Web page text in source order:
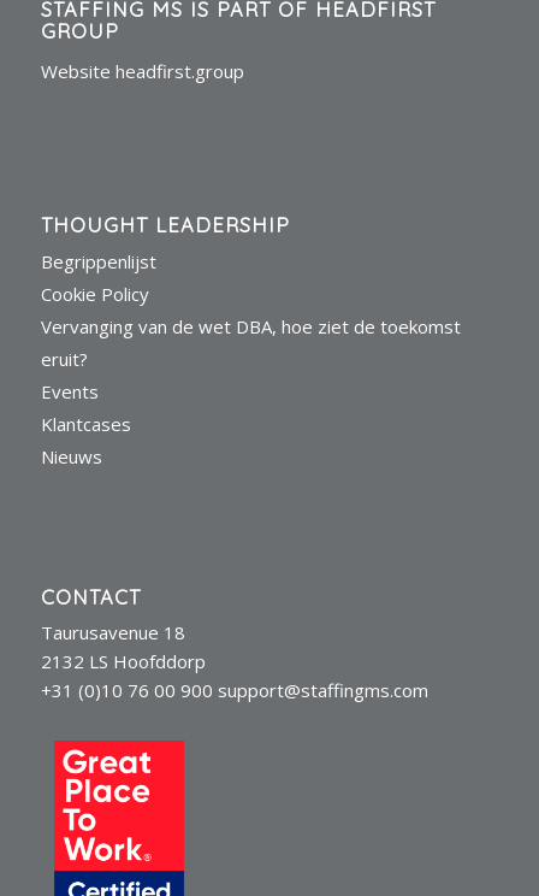
STAFFING MS IS PART OF HEADFIRST
GROUP
Website headfirst.group
THOUGHT LEADERSHIP
Begrippenlijst
Cookie Policy
Vervanging van de wet DBA, hoe ziet de toekomst
eruit?
Events
Klantcases
Nieuws
CONTACT
Taurusavenue 18
2132 LS Hoofddorp
+31 (0)10 76 00 900 support@staffingms.com